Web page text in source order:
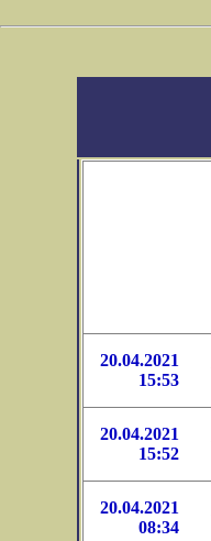
20.04.2021
15:53
20.04.2021
15:52
20.04.2021
08:34